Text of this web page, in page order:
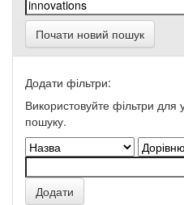
Почати новий пошук
Додати фільтри:
Використовуйте фільтри для
пошуку.